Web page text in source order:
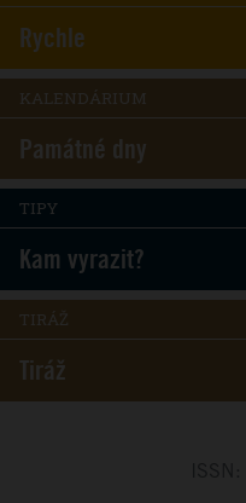
Rychle
KALENDÁRIUM
Památné dny
TIPY
Kam vyrazit?
TIRÁŽ
Tiráž